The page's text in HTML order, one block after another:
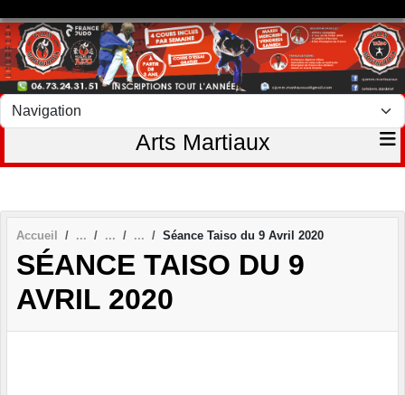
Arts Martiaux
Accueil Séance Taiso du 9 Avril 2020
SÉANCE TAISO DU 9
AVRIL 2020